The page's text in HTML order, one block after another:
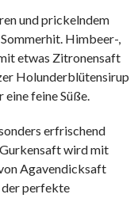
und prickelndem
Himbeer-,
etwas Zitronensaft
Holunderblütensirup
feine Süße.
erfrischend
wird mit
Agavendicksaft
der perfekte